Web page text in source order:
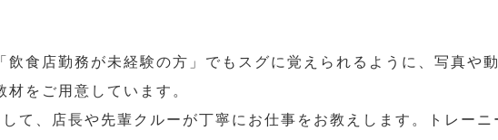
飲食店勤務が未経験の方」でもスグに覚えられるように、写真や
をご用意しています。
て、店長や先輩クルーが丁寧にお仕事をお教えします。トレーニ